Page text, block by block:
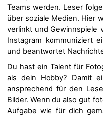
Teams werden. Leser
über soziale Medien. Hier
verlinkt und Gewinnspiele
Instagram kommuniziert
und beantwortet
Du hast ein Talent für
als dein Hobby? Damit
ansprechend für den
Bilder. Wenn du also gut
Aufgabe wie für dich